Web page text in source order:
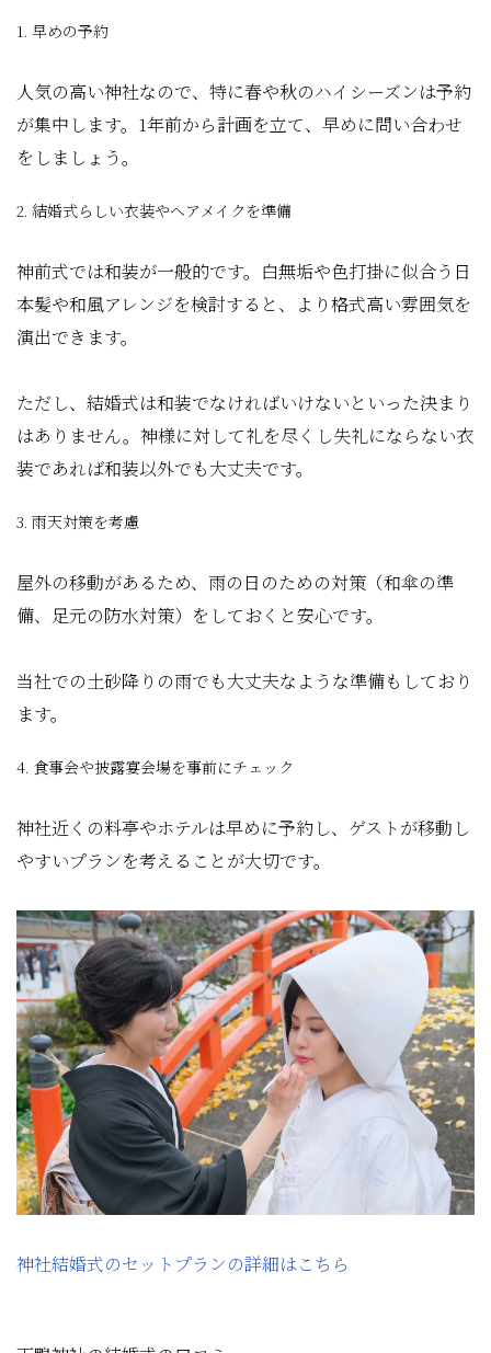
1. 早めの予約
人気の高い神社なので、特に春や秋のハイシーズンは予約
が集中します。1年前から計画を立て、早めに問い合わせ
をしましょう。
2. 結婚式らしい衣装やヘアメイクを準備
神前式では和装が一般的です。白無垢や色打掛に似合う日
本髪や和風アレンジを検討すると、より格式高い雰囲気を
演出できます。
ただし、結婚式は和装でなければいけないといった決まり
はありません。神様に対して礼を尽くし失礼にならない衣
装であれば和装以外でも大丈夫です。
3. 雨天対策を考慮
屋外の移動があるため、雨の日のための対策（和傘の準
備、足元の防水対策）をしておくと安心です。
当社での土砂降りの雨でも大丈夫なような準備もしており
ます。
4. 食事会や披露宴会場を事前にチェック
神社近くの料亭やホテルは早めに予約し、ゲストが移動し
やすいプランを考えることが大切です。
神社結婚式のセットプランの詳細はこちら